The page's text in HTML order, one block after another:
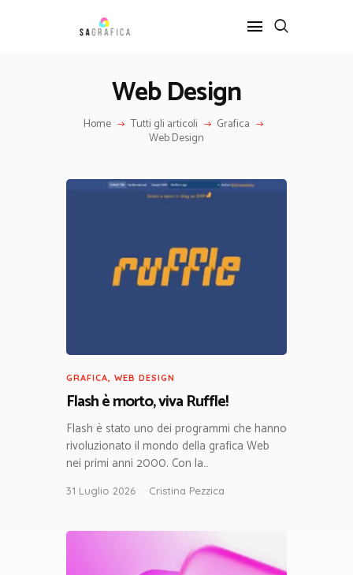
Web Design
Home Tutti gli articoli Grafica
Web Design
GRAFICA
INTERIOR DESIGN
GRAFICA, WEB DESIGN
Flash è morto, viva Ruffle!
Flash è stato uno dei programmi che hanno
rivoluzionato il mondo della grafica Web
nei primi anni 2000. Con la…
31 Luglio 2026 Cristina Pezzica